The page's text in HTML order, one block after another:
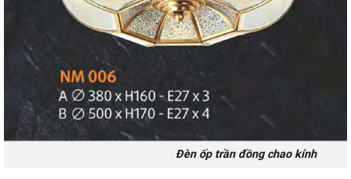
Đèn ốp trần đồng chao kính